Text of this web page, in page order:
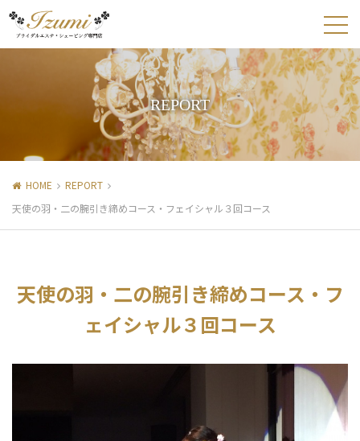
REPORT
HOME
REPORT
天使の羽・二の腕引き締めコース・フェイシャル３回コース
天使の羽・二の腕引き締めコース・フ
ェイシャル３回コース